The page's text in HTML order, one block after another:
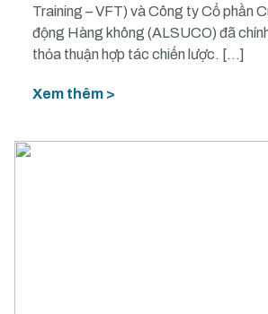
Training – VFT) và Công ty Cổ phần
động Hàng không (ALSUCO) đã
thỏa thuận hợp tác chiến lược. […]
Xem thêm >